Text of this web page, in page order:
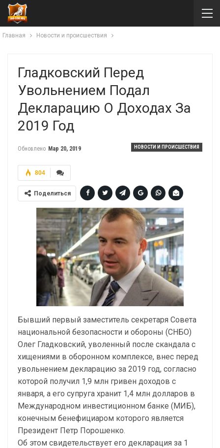
Главная Новости и происшествия
Гладковский Перед
Увольнением Подал
Декларацию О Доходах За
2019 Год
НОВОСТИ И ПРОИСШЕСТВИЯ
Обновлено Мар 20, 2019
804
Поделиться
Бывший первый заместитель секретаря Совета
национальной безопасности и обороны (СНБО)
Олег Гладковский, уволенный после скандала с
хищениями в оборонном комплексе, внес перед
увольнением декларацию за 2019 год, согласно
которой получил 1,9 млн гривен доходов с
января, а его супруга хранит 1,4 млн долларов в
Международном инвестиционном банке (МИБ),
конечным бенефициаром которого является
Президент Петр Порошенко.
Об этом свидетельствует его декларация за 1